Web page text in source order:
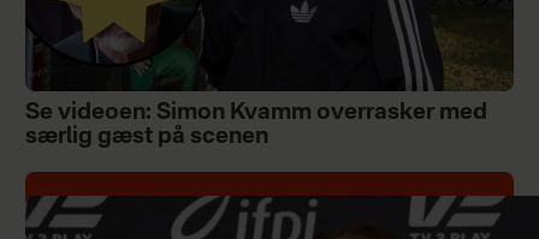
Se videoen: Simon Kvamm overrasker med
særlig gæst på scenen